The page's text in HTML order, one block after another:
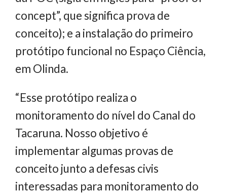
concept”, que significa prova de
conceito); e a instalação do primeiro
protótipo funcional no Espaço Ciência,
em Olinda.
“Esse protótipo realiza o
monitoramento do nível do Canal do
Tacaruna. Nosso objetivo é
implementar algumas provas de
conceito junto a defesas civis
interessadas para monitoramento do